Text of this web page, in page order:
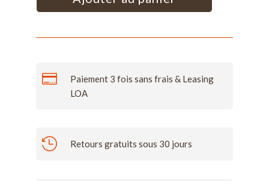

Paiement 3 fois sans frais & Leasing
LOA
 Retours gratuits sous 30 jours